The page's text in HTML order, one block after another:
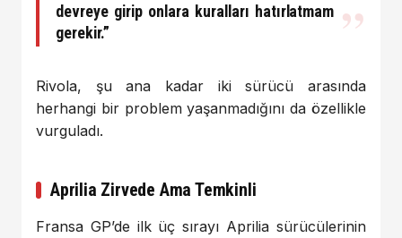
devreye girip onlara kuralları hatırlatmam
gerekir.”
Rivola, şu ana kadar iki sürücü arasında
herhangi bir problem yaşanmadığını da özellikle
vurguladı.
Aprilia Zirvede Ama Temkinli
Fransa GP’de ilk üç sırayı Aprilia sürücülerinin